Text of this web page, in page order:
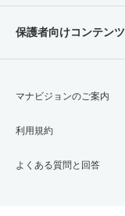
保護者向けコンテンツ
マナビジョンのご案内
利用規約
よくある質問と回答